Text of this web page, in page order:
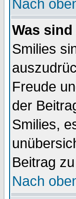
Nach
Was
Smilies
Freude
der
Smilies,
Beitrag
Nach